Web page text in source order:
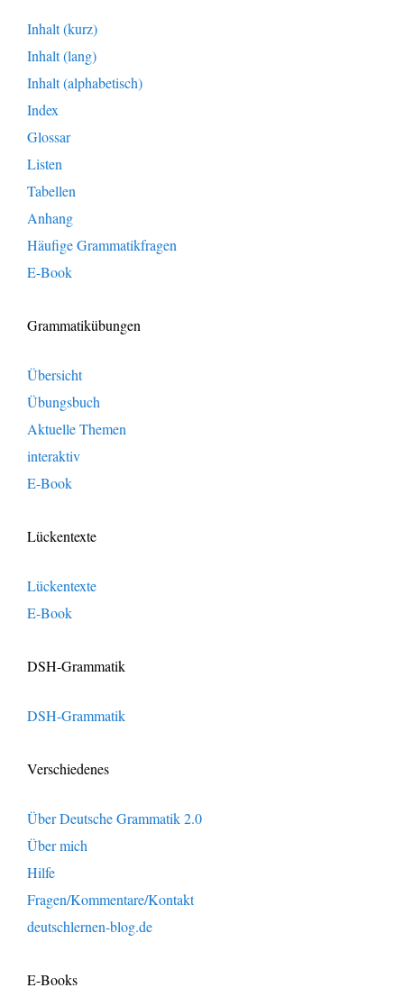
Inhalt (kurz)
Inhalt (lang)
Inhalt (alphabetisch)
Index
Glossar
Listen
Tabellen
Anhang
Häufige Grammatikfragen
E-Book
Grammatikübungen
Übersicht
Übungsbuch
Aktuelle Themen
interaktiv
E-Book
Lückentexte
Lückentexte
E-Book
DSH-Grammatik
DSH-Grammatik
Verschiedenes
Über Deutsche Grammatik 2.0
Über mich
Hilfe
Fragen/Kommentare/Kontakt
deutschlernen-blog.de
E-Books